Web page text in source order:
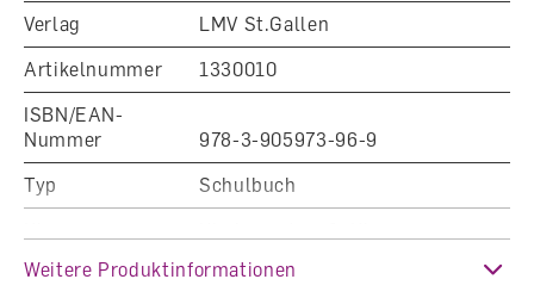
Verlag
LMV St.Gallen
Artikelnummer
1330010
ISBN/EAN-
Nummer
978-3-905973-96-9
Typ
Schulbuch
Fachbereich
Musik
Weitere Produktinformationen